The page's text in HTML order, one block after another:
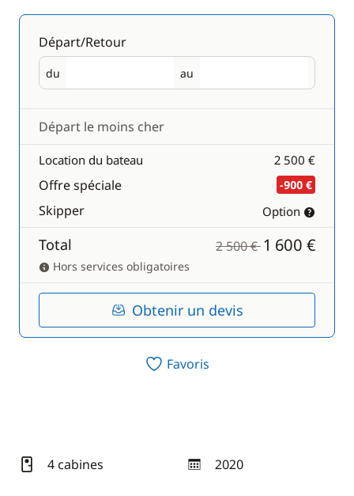
Départ/Retour
du
Départ au
Retour
Départ le moins cher
Location du bateau 2 500 €
Offre spéciale -900 €
Skipper Option
Total 2 500 €1 600 €
Hors services obligatoires
Obtenir un devis
Favoris
4 cabines 2020
année